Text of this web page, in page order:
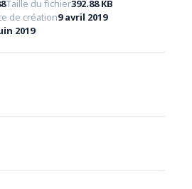
Taille du fichier392.88 KB
de création9 avril 2019
2019